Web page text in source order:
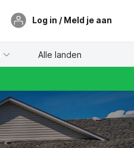
Log in / Meld je aan
Alle landen